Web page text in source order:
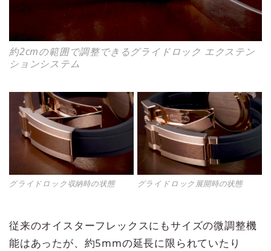
約2cmの範囲で調整できるグライドロック エクステン
ションシステム
グライドロック展開時の状態
グライドロック収納時の状態
従来のオイスターフレックスにもサイズの微調整機
能はあったが、約5mmの延長に限られていたり